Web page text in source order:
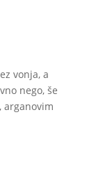
vonja, a
nego, še
arganovim